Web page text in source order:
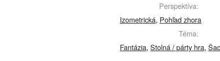
Perspektíva:
Izometrická, Pohľad zhora
Téma:
Fantázia, Stolná / párty hra,